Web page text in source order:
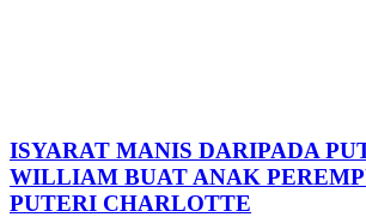
ISYARAT MANIS DARIPADA
WILLIAM BUAT ANAK
PUTERI CHARLOTTE